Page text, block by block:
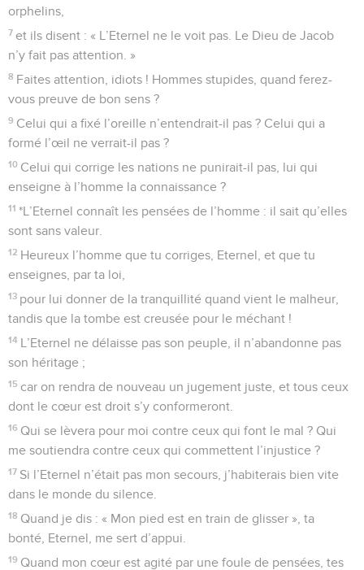
orphelins,
7 et ils disent : « L’Eternel ne le voit pas. Le Dieu de Jacob
n’y fait pas attention. »
8 Faites attention, idiots ! Hommes stupides, quand ferez-
vous preuve de bon sens ?
9 Celui qui a fixé l’oreille n’entendrait-il pas ? Celui qui a
formé l’œil ne verrait-il pas ?
10 Celui qui corrige les nations ne punirait-il pas, lui qui
enseigne à l’homme la connaissance ?
11 *L’Eternel connaît les pensées de l’homme : il sait qu’elles
sont sans valeur.
12 Heureux l’homme que tu corriges, Eternel, et que tu
enseignes, par ta loi,
13 pour lui donner de la tranquillité quand vient le malheur,
tandis que la tombe est creusée pour le méchant !
14 L’Eternel ne délaisse pas son peuple, il n’abandonne pas
son héritage ;
15 car on rendra de nouveau un jugement juste, et tous ceux
dont le cœur est droit s’y conformeront.
16 Qui se lèvera pour moi contre ceux qui font le mal ? Qui
me soutiendra contre ceux qui commettent l’injustice ?
17 Si l’Eternel n’était pas mon secours, j’habiterais bien vite
dans le monde du silence.
18 Quand je dis : « Mon pied est en train de glisser », ta
bonté, Eternel, me sert d’appui.
19 Quand mon cœur est agité par une foule de pensées, tes